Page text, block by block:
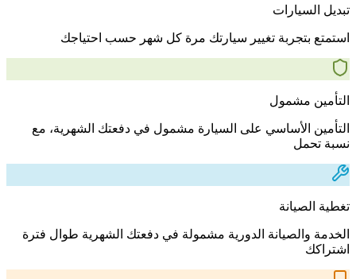
تبديل السيارات
استمتع بتجربة تغيير سيارتك مرة كل شهر حسب احتياجك
التأمين مشمول
التأمين الأساسي على السيارة مشمول في دفعتك الشهرية، مع
نسبة تحمل
تغطية الصيانة
الخدمة والصيانة الدورية مشمولة في دفعتك الشهرية طوال فترة
اشتراكك